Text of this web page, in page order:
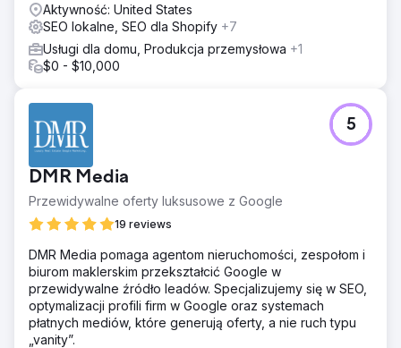
Aktywność: United States
SEO lokalne, SEO dla Shopify +7
Usługi dla domu, Produkcja przemysłowa +1
$0 - $10,000
DMR Media
Przewidywalne oferty luksusowe z Google
19 reviews
5
DMR Media pomaga agentom nieruchomości, zespołom i
biurom maklerskim przekształcić Google w
przewidywalne źródło leadów. Specjalizujemy się w SEO,
optymalizacji profili firm w Google oraz systemach
płatnych mediów, które generują oferty, a nie ruch typu
„vanity”.